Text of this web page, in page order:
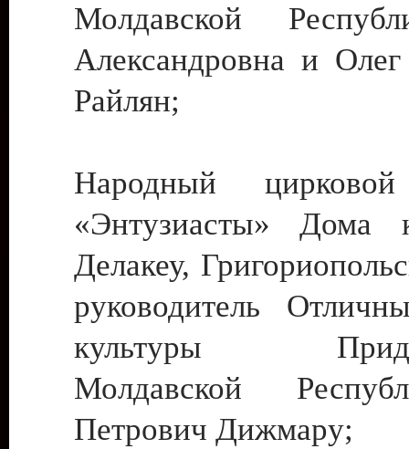
Молдавской
Александровна и
Райлян;
Народный цирковой
«Энтузиасты» Дома
Делакеу,
руководитель
культуры
Молдавской
Петрович Дижмару;